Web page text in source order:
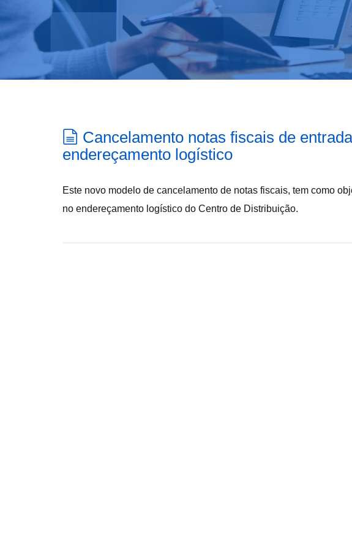
Cancelamento notas fiscais de
endereçamento logístico
Este novo modelo de cancelamento de notas fiscais, tem como
no endereçamento logístico do Centro de Distribuição.